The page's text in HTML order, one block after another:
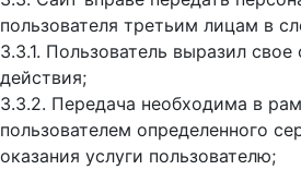
пользователя третьим лицам в
3.3.1. Пользователь выразил свое
действия;
3.3.2. Передача необходима в
пользователем определенного
оказания услуги пользователю;